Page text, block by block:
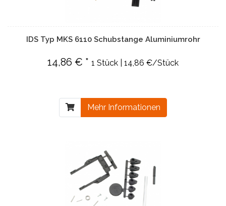
IDS Typ MKS 6110 Schubstange Aluminiumrohr
14,86 € * 1 Stück | 14,86 €/Stück
Mehr Informationen